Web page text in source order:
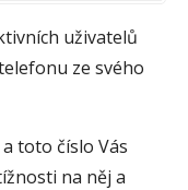
uživatelů
ze svého
toto číslo Vás
na něj a